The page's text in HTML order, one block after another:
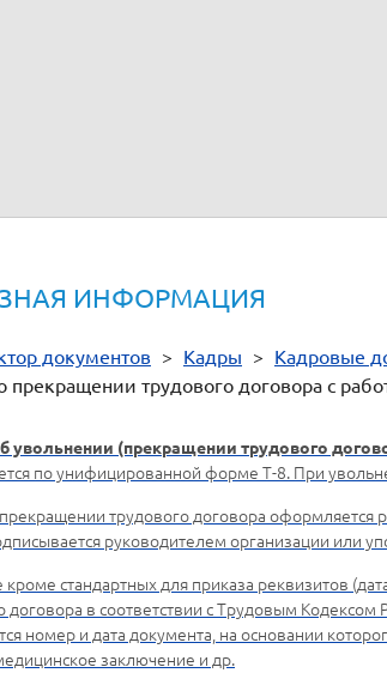
ИНФОРМАЦИЯ
документов > Кадры > Кадровые
прекращении трудового договора с
увольнении (прекращении трудового
по унифицированной форме Т-8. При
трудового договора оформляется
руководителем организации или
кроме стандартных для приказа реквизитов
договора в соответствии с Трудовым
номер и дата документа, на основании
заключение и др.